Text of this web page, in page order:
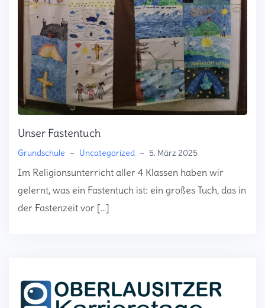
Unser Fastentuch
Grundschule – Uncategorized – 5. März 2025
Im Religionsunterricht aller 4 Klassen haben wir
gelernt, was ein Fastentuch ist: ein großes Tuch, das in
der Fastenzeit vor […]